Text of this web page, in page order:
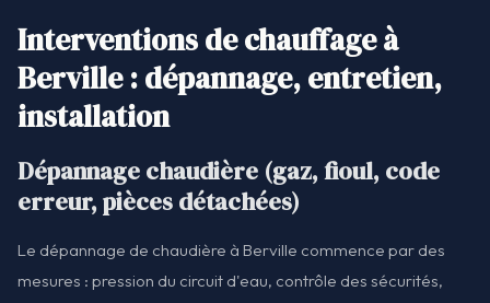
Interventions de chauffage à
Berville : dépannage, entretien,
installation
Dépannage chaudière (gaz, fioul, code
erreur, pièces détachées)
Le dépannage de chaudière à Berville commence par des
mesures : pression du circuit d'eau, contrôle des sécurités,